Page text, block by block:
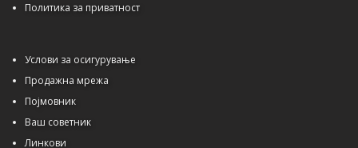
Политика за приватност
Услови за осигурување
Продажна мрежа
Појмовник
Ваш советник
Линкови